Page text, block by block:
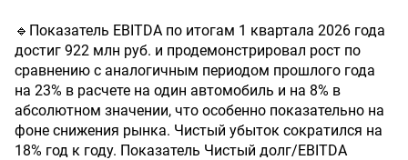
🔹Показатель EBITDA по итогам 1 квартала 2026 года
достиг 922 млн руб. и продемонстрировал рост по
сравнению с аналогичным периодом прошлого года
на 23% в расчете на один автомобиль и на 8% в
абсолютном значении, что особенно показательно на
фоне снижения рынка. Чистый убыток сократился на
18% год к году. Показатель Чистый долг/EBITDA